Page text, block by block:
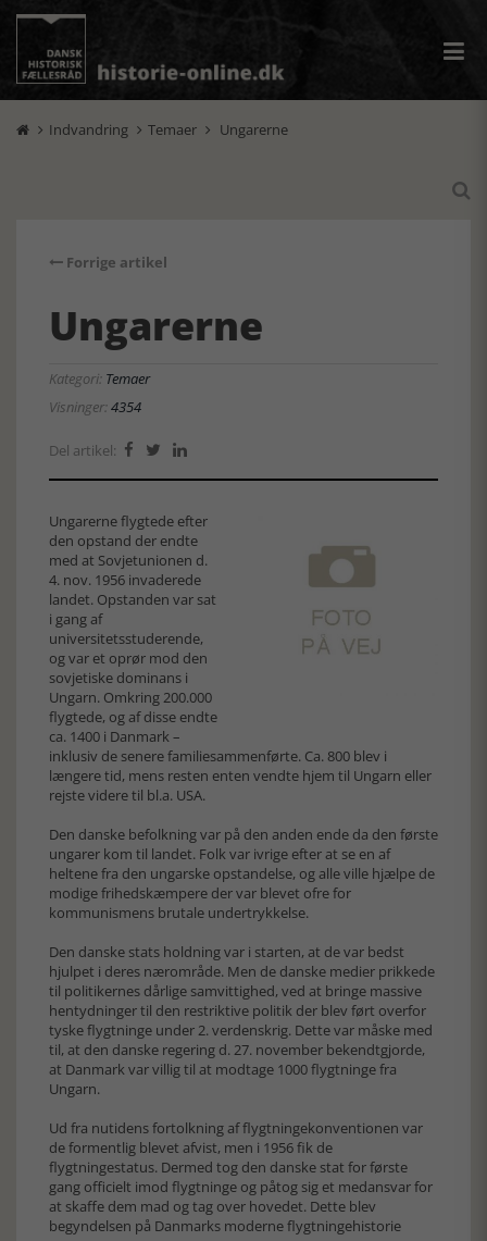
 Indvandring  Temaer  Ungarerne

Forrige artikel
Ungarerne
Kategori: Temaer
Visninger:4354
Del artikel:   
Ungarerne flygtede efter
den opstand der endte
med at Sovjetunionen d.
4. nov. 1956 invaderede
landet. Opstanden var sat
i gang af
universitetsstuderende,
og var et oprør mod den
sovjetiske dominans i
Ungarn. Omkring 200.000
flygtede, og af disse endte
ca. 1400 i Danmark –
inklusiv de senere familiesammenførte. Ca. 800 blev i
længere tid, mens resten enten vendte hjem til Ungarn eller
rejste videre til bl.a. USA.
Den danske befolkning var på den anden ende da den første
ungarer kom til landet. Folk var ivrige efter at se en af
heltene fra den ungarske opstandelse, og alle ville hjælpe de
modige frihedskæmpere der var blevet ofre for
kommunismens brutale undertrykkelse.
Den danske stats holdning var i starten, at de var bedst
hjulpet i deres nærområde. Men de danske medier prikkede
til politikernes dårlige samvittighed, ved at bringe massive
hentydninger til den restriktive politik der blev ført overfor
tyske flygtninge under 2. verdenskrig. Dette var måske med
til, at den danske regering d. 27. november bekendtgjorde,
at Danmark var villig til at modtage 1000 flygtninge fra
Ungarn.
Ud fra nutidens fortolkning af flygtningekonventionen var
de formentlig blevet afvist, men i 1956 fik de
flygtningestatus. Dermed tog den danske stat for første
gang officielt imod flygtninge og påtog sig et medansvar for
at skaffe dem mad og tag over hovedet. Dette blev
begyndelsen på Danmarks moderne flygtningehistorie